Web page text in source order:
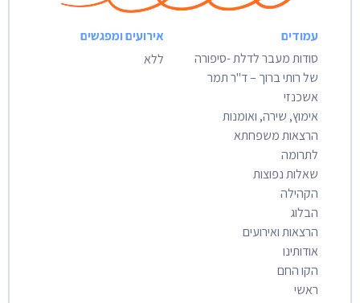
עמודים
סודות מעבר לדלת -סיפורה
של רותי ברוך – ד"ר תמר
אשכנזי
אימוץ, שירה, ואומנות
הרצאות משפחתא
לתרומה
שאלות נפוצות
הקהילה
הבלוג
הרצאות ואירועים
אודותינו
הקו החם
ראשי
אירועים ומפגשים
ללא